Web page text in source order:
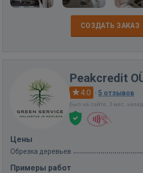
СОЗДАТЬ ЗАКАЗ
Peakcredit
4.0 · 5 отзывов
Был на сайте: 3 мес. назад
Цены
Обрезка деревьев
Примеры работ